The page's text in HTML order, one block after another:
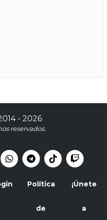
- 2026
reservados.
Política
de
¡Únete
a